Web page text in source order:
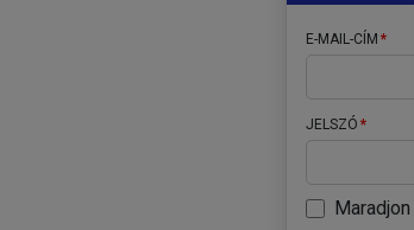
E-MAIL-CÍM
JELSZÓ
Maradjon